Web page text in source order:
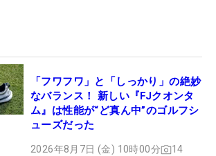
「フワフワ」と「しっかり」の絶妙
なバランス！ 新しい『FJクオンタ
ム』は性能が“ど真ん中”のゴルフシ
ューズだった
2026年8月7日 (金) 10時00分 14